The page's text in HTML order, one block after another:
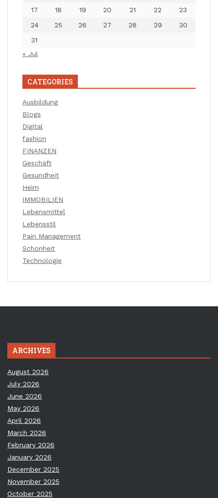
17
18 19 20 21 22
23
24
25 26 27 28 29
30
31
« Jul
CATEGORIES
Ausbildung
Blogs
Digital
fashion
FINANZEN
Geschäft
Gesundheit
Heim
IMMOBILIEN
Lebensmittel
Lebensstil
Pain Management
Schönheit
Technologie
ARCHIVES
August 2026
July 2026
June 2026
May 2026
April 2026
March 2026
February 2026
January 2026
December 2025
November 2025
October 2025